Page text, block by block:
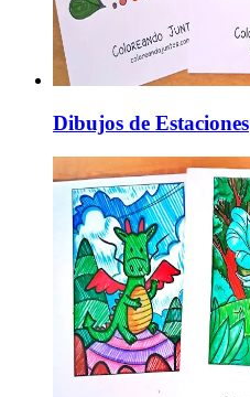
Dibujos de Estaciones